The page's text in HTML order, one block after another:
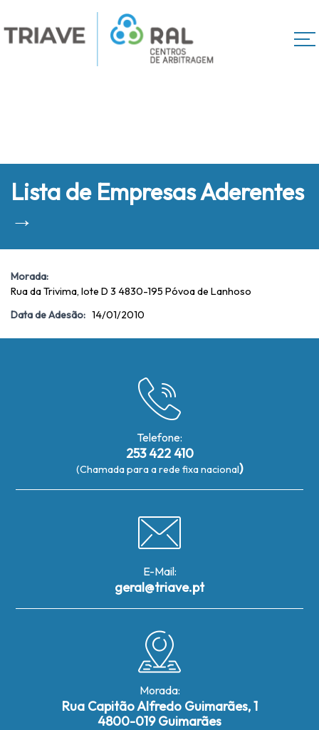
Lista de Empresas Aderentes
→
Morada:
Rua da Trivima, lote D 3 4830-195 Póvoa de Lanhoso
Data de Adesão: 14/01/2010
Telefone:
253 422 410
(Chamada para a rede fixa nacional)
E-Mail:
geral@triave.pt
Morada:
Rua Capitão Alfredo Guimarães, 1
4800-019 Guimarães